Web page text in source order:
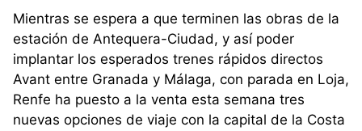
Mientras se espera a que terminen las obras de la
estación de Antequera-Ciudad, y así poder
implantar los esperados trenes rápidos directos
Avant entre Granada y Málaga, con parada en Loja,
Renfe ha puesto a la venta esta semana tres
nuevas opciones de viaje con la capital de la Costa